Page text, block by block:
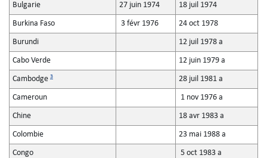
Bulgarie 27 juin 1974 18 juil 1974
Burkina Faso 3 févr 1976 24 oct 1978
Burundi 12 juil 1978 a
Cabo Verde 12 juin 1979 a
Cambodge 3 28 juil 1981 a
Cameroun 1 nov 1976 a
Chine 18 avr 1983 a
Colombie 23 mai 1988 a
Congo 5 oct 1983 a